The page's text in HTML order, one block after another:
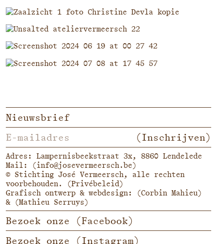
Nieuwsbrief
(Inschrijven)
Adres: Lampernisbeekstraat 3x, 8860 Lendelede
Mail: (info@josevermeersch.be)
© Stichting José Vermeersch, alle rechten
voorbehouden. (Privébeleid)
Grafisch ontwerp & webdesign: (Corbin Mahieu)
& (Mathieu Serruys)
Bezoek onze
(Facebook)
Bezoek onze
(Instagram)